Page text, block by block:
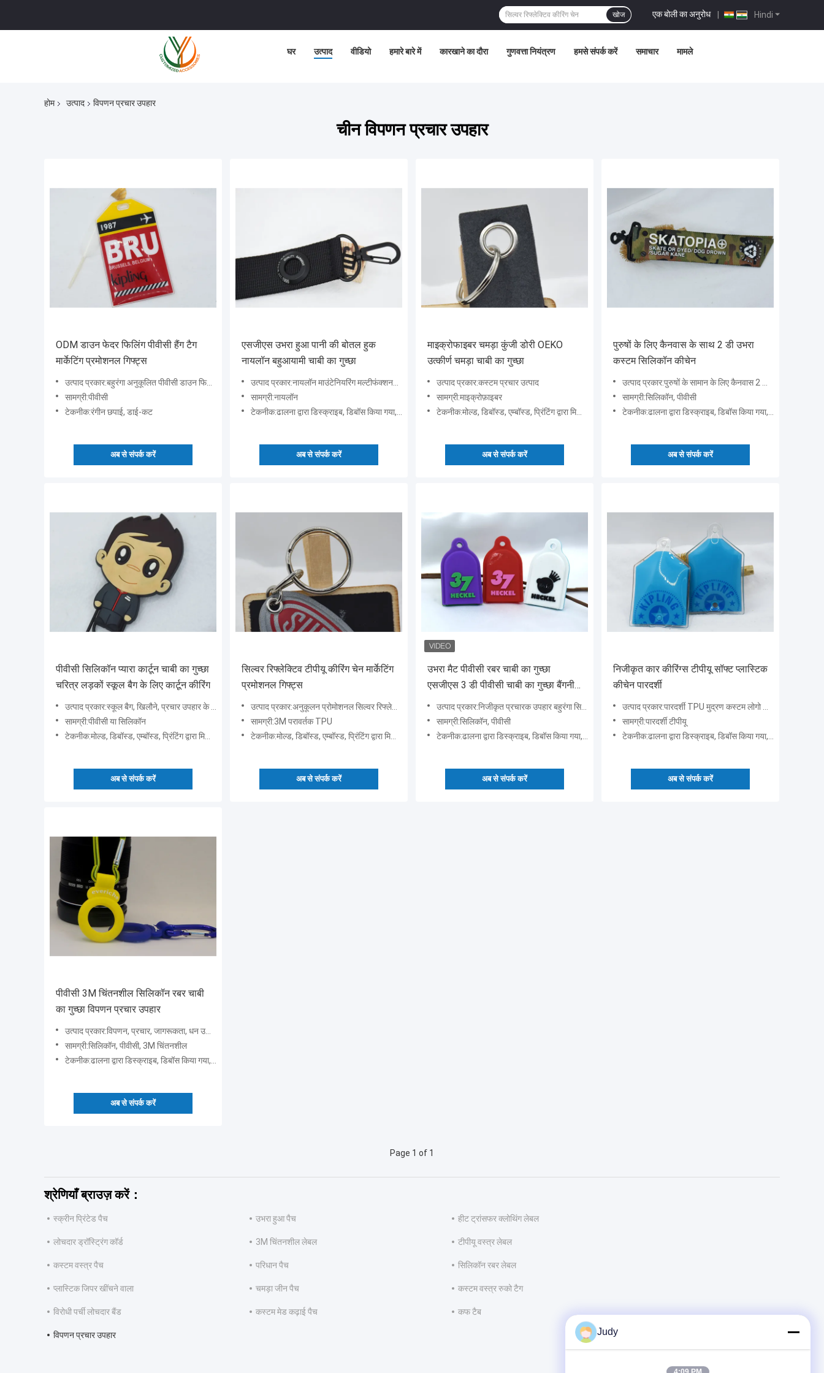
Hindi
एक बोली का अनुरोध |
खोज
घर उत्पाद वीडियो हमारे बारे में कारखाने का दौरा गुणवत्ता नियंत्रण हमसे संपर्क करें समाचार मामले
होम उत्पाद विपणन प्रचार उपहार
चीन विपणन प्रचार उपहार
ODM डाउन फेदर फिलिंग पीवीसी हैंग टैग
मार्केटिंग प्रमोशनल गिफ्ट्स
उत्पाद प्रकार:बहुरंगा अनुकूलित पीवीसी डाउन फिलिंग प्रोमोशनल उपहार डाउन-भरा कोट के लिए
सामग्री:पीवीसी
टेकनीक:रंगीन छपाई, डाई-कट
अब से संपर्क करें
एसजीएस उभरा हुआ पानी की बोतल हुक
नायलॉन बहुआयामी चाबी का गुच्छा
उत्पाद प्रकार:नायलॉन माउंटेनियरिंग मल्टीफंक्शनल की चेन के साथ मोनोक्रोम पानी की बोतल हुक
सामग्री:नायलॉन
टेकनीक:ढालना द्वारा डिस्क्राइब, डिबॉस किया गया, उभरा हुआ, मुद्रण
अब से संपर्क करें
माइक्रोफाइबर चमड़ा कुंजी डोरी OEKO
उत्कीर्ण चमड़ा चाबी का गुच्छा
उत्पाद प्रकार:कस्टम प्रचार उत्पाद
सामग्री:माइक्रोफ़ाइबर
टेकनीक:मोल्ड, डिबॉस्ड, एम्बॉस्ड, प्रिंटिंग द्वारा मिर्कोइंजेक्शन
अब से संपर्क करें
पुरुषों के लिए कैनवास के साथ 2 डी उभरा
कस्टम सिलिकॉन कीचेन
उत्पाद प्रकार:पुरुषों के सामान के लिए कैनवास 2 डी उभरा हुआ सिलिकॉन लोगो के साथ फैशन कीचैन
सामग्री:सिलिकॉन, पीवीसी
टेकनीक:ढालना द्वारा डिस्क्राइब, डिबॉस किया गया, उभरा हुआ, मुद्रण
अब से संपर्क करें
पीवीसी सिलिकॉन प्यारा कार्टून चाबी का गुच्छा
चरित्र लड़कों स्कूल बैग के लिए कार्टून कीरिंग
उत्पाद प्रकार:स्कूल बैग, खिलौने, प्रचार उपहार के लिए क्रिएटिव कार्टून कैरेक्टर बॉयज़ कीरिंग चेन
सामग्री:पीवीसी या सिलिकॉन
टेकनीक:मोल्ड, डिबॉस्ड, एम्बॉस्ड, प्रिंटिंग द्वारा मिर्कोइंजेक्शन
अब से संपर्क करें
सिल्वर रिफ्लेक्टिव टीपीयू कीरिंग चेन मार्केटिंग
प्रमोशनल गिफ्ट्स
उत्पाद प्रकार:अनुकूलन प्रोमोशनल सिल्वर रिफ्लेक्टिव टीपीयू प्रिंटिंग लोगो कीरिंग चेन
सामग्री:3M परावर्तक TPU
टेकनीक:मोल्ड, डिबॉस्ड, एम्बॉस्ड, प्रिंटिंग द्वारा मिर्कोइंजेक्शन
अब से संपर्क करें
उभरा मैट पीवीसी रबर चाबी का गुच्छा
एसजीएस 3 डी पीवीसी चाबी का गुच्छा बैंगनी
उत्पाद प्रकार:निजीकृत प्रचारक उपहार बहुरंगा सिलिकॉन सिलिकॉन चाबी का गुच्छा उभरा
सामग्री:सिलिकॉन, पीवीसी
टेकनीक:ढालना द्वारा डिस्क्राइब, डिबॉस किया गया, उभरा हुआ, मुद्रण
अब से संपर्क करें
निजीकृत कार कीरिंग्स टीपीयू सॉफ्ट प्लास्टिक
कीचेन पारदर्शी
उत्पाद प्रकार:पारदर्शी TPU मुद्रण कस्टम लोगो चाबी का गुच्छा प्रचारक उपहार कार कीरिंग के लिए
सामग्री:पारदर्शी टीपीयू
टेकनीक:ढालना द्वारा डिस्क्राइब, डिबॉस किया गया, उभरा हुआ, मुद्रण
अब से संपर्क करें
पीवीसी 3M चिंतनशील सिलिकॉन रबर चाबी
का गुच्छा विपणन प्रचार उपहार
उत्पाद प्रकार:विपणन, प्रचार, जागरूकता, धन उगाहने के लिए 100% सिलिकॉन द्वारा प्रचारक चाबी का गुच्छा
सामग्री:सिलिकॉन, पीवीसी, 3M चिंतनशील
टेकनीक:ढालना द्वारा डिस्क्राइब, डिबॉस किया गया, उभरा हुआ, मुद्रण
अब से संपर्क करें
Page 1 of 1
श्रेणियाँ ब्राउज़ करें：
स्क्रीन प्रिंटेड पैच उभरा हुआ पैच हीट ट्रांसफर क्लोथिंग लेबल
लोचदार ड्रॉस्ट्रिंग कॉर्ड 3M चिंतनशील लेबल टीपीयू वस्त्र लेबल
कस्टम वस्त्र पैच परिधान पैच सिलिकॉन रबर लेबल
प्लास्टिक जिपर खींचने वाला चमड़ा जीन पैच कस्टम वस्त्र रुको टैग
विरोधी पर्ची लोचदार बैंड कस्टम मेड कढ़ाई पैच कफ टैब
विपणन प्रचार उपहार Judy